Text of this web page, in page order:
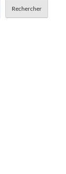
Rechercher